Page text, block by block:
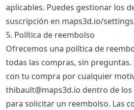
aplicables. Puedes gestionar los
suscripción en maps3d.io/
5. Política de reembolso
Ofrecemos una política de
todas las compras, sin preguntas.
con tu compra por cualquier
thibault@maps3d.io dentro de
para solicitar un reembolso. Las